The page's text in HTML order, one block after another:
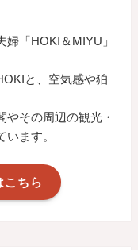
「HOKI＆MIYU」
と、空気感や狛
その周辺の観光・
ます。
こちら